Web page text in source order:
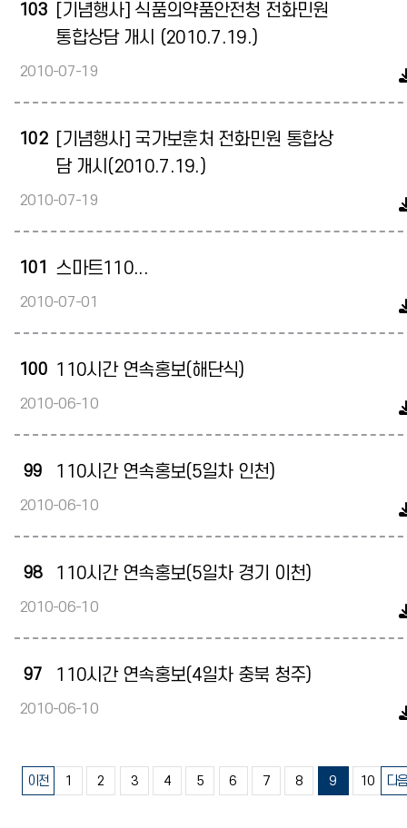
103
[기념행사] 식품의약품안전청 전화민원
통합상담 개시 (2010.7.19.)
2010-07-19
102
[기념행사] 국가보훈처 전화민원 통합상
담 개시(2010.7.19.)
2010-07-19
101 스마트110...
2010-07-01
100 110시간 연속홍보(해단식)
2010-06-10
99 110시간 연속홍보(5일차 인천)
2010-06-10
98 110시간 연속홍보(5일차 경기 이천)
2010-06-10
97 110시간 연속홍보(4일차 충북 청주)
2010-06-10
이전 1 2 3 4 5 6 7 8 9 10 다